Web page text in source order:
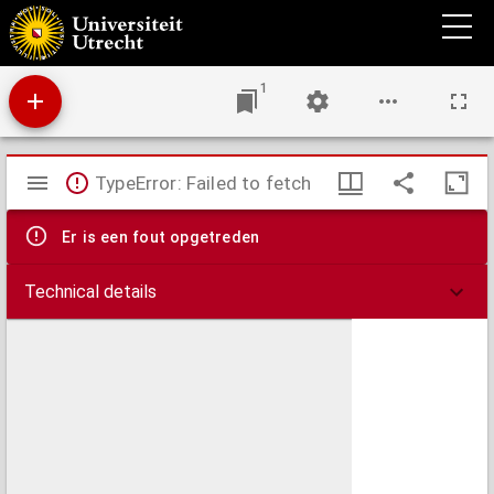
Generaale vertooning van de zonsverduistering, ofte groote zon-eclips, die wezen zal
den 22sten mey, in het jaar 1724, waar van de verduistering by ons te zien zal zyn, op
het grootst, ofte midden, 's avonds ten 6 uuren 36 minuten [...] : Meetkundig-vertoog :
verklaaring van de nevenstaande afbeelding, vertoonende hoedanig de verduistering
alhier, te Amsterdam zal gezien worden
1
Mirador
viewer
TypeError: Failed to fetch
Er is een fout opgetreden
Technical details